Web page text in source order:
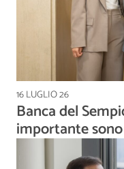
16 LUGLIO 26
Banca del
importante